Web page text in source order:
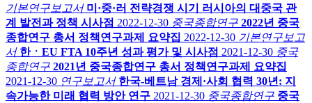
기본연구보고서 미·중·러 전략경쟁 시기 러시아의 대중국 관
계 발전과 정책 시사점 2022-12-30 중국종합연구 2022년 중국
종합연구 총서 정책연구과제 요약집 2022-12-30 기본연구보고
서 한ㆍEU FTA 10주년 성과 평가 및 시사점 2021-12-30 중국
종합연구 2021년 중국종합연구 총서 정책연구과제 요약집
2021-12-30 연구보고서 한국-베트남 경제·사회 협력 30년: 지
속가능한 미래 협력 방안 연구 2021-12-30 중국종합연구 중국